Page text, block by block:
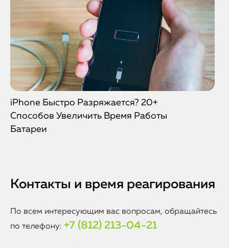
iPhone Быстро Разряжается? 20+
Способов Увеличить Время Работы
Батареи
Контакты и время реагирования
По всем интересующим вас вопросам, обращайтесь
по телефону: +7 (812) 213-04-21